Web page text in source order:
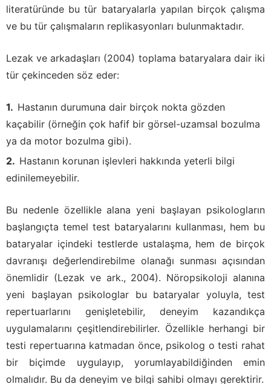
literatüründe bu tür bataryalarla yapılan birçok çalışma
ve bu tür çalışmaların replikasyonları bulunmaktadır.
Lezak ve arkadaşları (2004) toplama bataryalara dair iki
tür çekinceden söz eder:
Hastanın durumuna dair birçok nokta gözden
kaçabilir (örneğin çok hafif bir görsel-uzamsal bozulma
ya da motor bozulma gibi).
Hastanın korunan işlevleri hakkında yeterli bilgi
edinilemeyebilir.
Bu nedenle özellikle alana yeni başlayan psikologların
başlangıçta temel test bataryalarını kullanması, hem bu
bataryalar içindeki testlerde ustalaşma, hem de birçok
davranışı değerlendirebilme olanağı sunması açısından
önemlidir (Lezak ve ark., 2004). Nöropsikoloji alanına
yeni başlayan psikologlar bu bataryalar yoluyla, test
repertuarlarını genişletebilir, deneyim kazandıkça
uygulamalarını çeşitlendirebilirler. Özellikle herhangi bir
testi repertuarına katmadan önce, psikolog o testi rahat
bir biçimde uygulayıp, yorumlayabildiğinden emin
olmalıdır. Bu da deneyim ve bilgi sahibi olmayı gerektirir.